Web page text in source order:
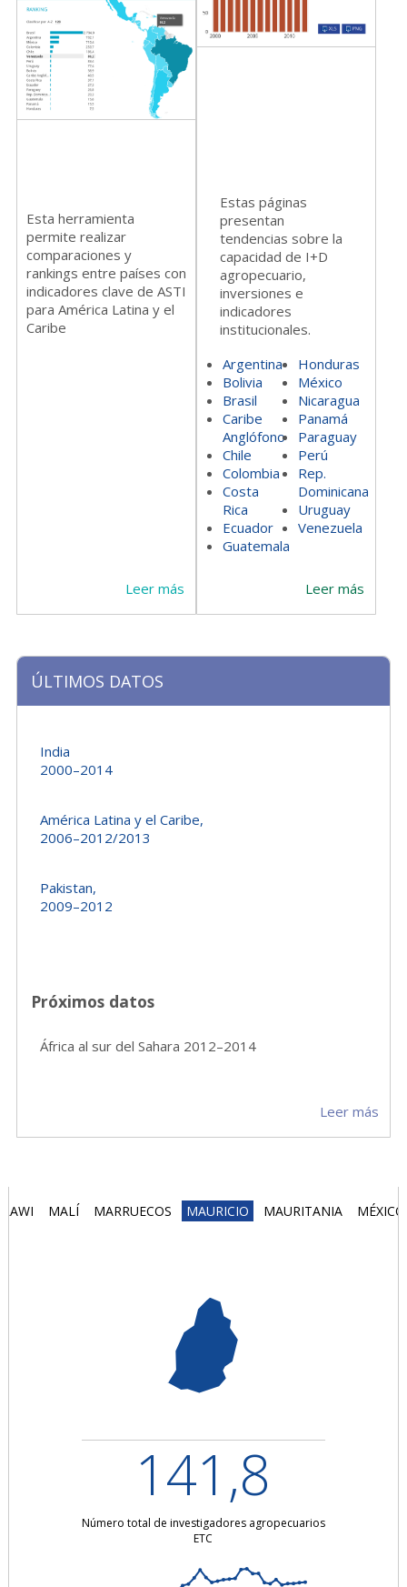
Esta herramienta
permite realizar
comparaciones y
rankings entre países con
indicadores clave de ASTI
para América Latina y el
Caribe
Leer más
Estas páginas
presentan
tendencias sobre la
capacidad de I+D
agropecuario,
inversiones e
indicadores
institucionales.
Argentina
Bolivia
Brasil
Caribe
Anglófono
Chile
Colombia
Costa
Rica
Ecuador
Guatemala
Honduras
México
Nicaragua
Panamá
Paraguay
Perú
Rep.
Dominicana
Uruguay
Venezuela
Leer más
ÚLTIMOS DATOS
India
2000–2014
América Latina y el Caribe,
2006–2012/2013
Pakistan,
2009–2012
Próximos datos
África al sur del Sahara 2012–2014
Leer más
MALÍ MARRUECOS MAURICIO MAURITANIA MÉXICO
141,8
Número total de investigadores agropecuarios
ETC